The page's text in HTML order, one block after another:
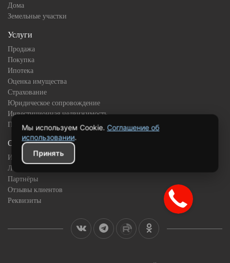
Дома
Земельные участки
Услуги
Продажа
Покупка
Ипотека
Оценка имущества
Страхование
Юридическое сопровождение
Инвестиционная недвижимость
Подбор квартиры в новостройке
О компании
История
Лицензии и сертификаты
Партнёры
Отзывы клиентов
Реквизиты
Мы используем Cookie. Соглашение об
использовании.
Принять